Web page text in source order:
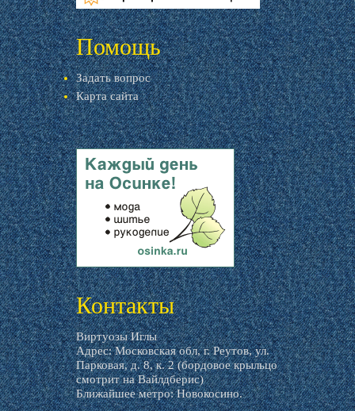
livemaster.ru
Помощь
Задать вопрос
Карта сайта
livemaster.ru
Контакты
Виртуозы Иглы
Адрес: Московская обл, г. Реутов, ул.
Парковая, д. 8, к. 2 (бордовое крыльцо
смотрит на Вайлдберис)
Ближайшее метро: Новокосино.